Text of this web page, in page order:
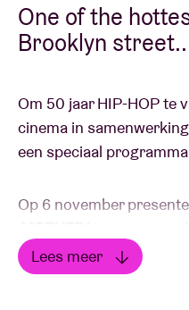
One of the
Brooklyn
Om 50 jaar HIP-HOP te
cinema in
een speciaal
Op 6 november
hiphopcultuur:DO THE
Lees meer